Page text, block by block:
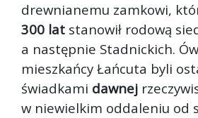
drewnianemu zamkowi,
300 lat stanowił rodową
a następnie Stadnickich.
mieszkańcy Łańcuta byli
świadkami dawnej
w niewielkim oddaleniu od